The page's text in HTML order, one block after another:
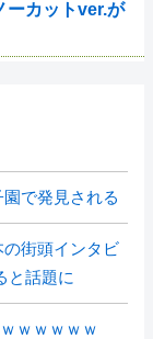
ーカットver.が
で発見される
街頭インタビ
と話題に
ｗｗｗｗｗ